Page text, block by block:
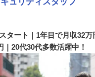
ュリティスタッフ
タート｜1年目で月収32
｜20代30代多数活躍中！